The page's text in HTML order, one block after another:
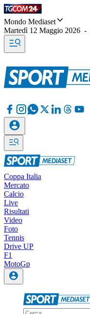
Mondo Mediaset
Martedì 12 Maggio 2026 -
Coppa Italia
Mercato
Calcio
Live
Risultati
Video
Foto
Tennis
Drive UP
F1
MotoGp